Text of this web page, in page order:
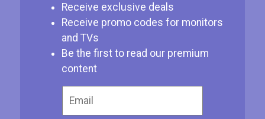
Receive exclusive deals
Receive promo codes for monitors
and TVs
Be the first to read our premium
content